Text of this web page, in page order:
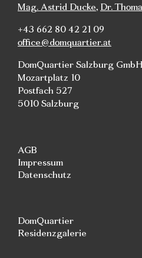
Mag. Astrid Ducke, Dr.
+43 662 80 42 21 09
office@domquartier.at
DomQuartier Salzburg GmbH
Mozartplatz 10
Postfach 527
5010 Salzburg
AGB
Impressum
Datenschutz
DomQuartier
Residenzgalerie